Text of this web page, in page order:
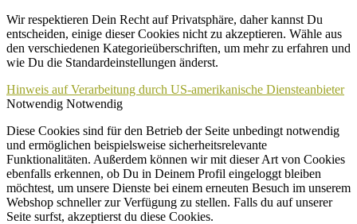
Wir respektieren Dein Recht auf Privatsphäre, daher kannst Du
entscheiden, einige dieser Cookies nicht zu akzeptieren. Wähle aus
den verschiedenen Kategorieüberschriften, um mehr zu erfahren und
wie Du die Standardeinstellungen änderst.
Hinweis auf Verarbeitung durch US-amerikanische Diensteanbieter
Notwendig Notwendig
Diese Cookies sind für den Betrieb der Seite unbedingt notwendig
und ermöglichen beispielsweise sicherheitsrelevante
Funktionalitäten. Außerdem können wir mit dieser Art von Cookies
ebenfalls erkennen, ob Du in Deinem Profil eingeloggt bleiben
möchtest, um unsere Dienste bei einem erneuten Besuch im unserem
Webshop schneller zur Verfügung zu stellen. Falls du auf unserer
Seite surfst, akzeptierst du diese Cookies.